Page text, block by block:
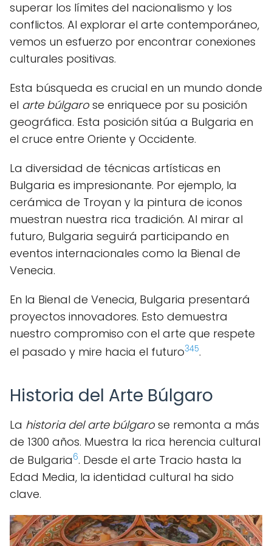
superar los límites del nacionalismo y los
conflictos. Al explorar el arte contemporáneo,
vemos un esfuerzo por encontrar conexiones
culturales positivas.
Esta búsqueda es crucial en un mundo donde
el arte búlgaro se enriquece por su posición
geográfica. Esta posición sitúa a Bulgaria en
el cruce entre Oriente y Occidente.
La diversidad de técnicas artísticas en
Bulgaria es impresionante. Por ejemplo, la
cerámica de Troyan y la pintura de iconos
muestran nuestra rica tradición. Al mirar al
futuro, Bulgaria seguirá participando en
eventos internacionales como la Bienal de
Venecia.
En la Bienal de Venecia, Bulgaria presentará
proyectos innovadores. Esto demuestra
nuestro compromiso con el arte que respete
el pasado y mire hacia el futuro345.
Historia del Arte Búlgaro
La historia del arte búlgaro se remonta a más
de 1300 años. Muestra la rica herencia cultural
de Bulgaria6. Desde el arte Tracio hasta la
Edad Media, la identidad cultural ha sido
clave.